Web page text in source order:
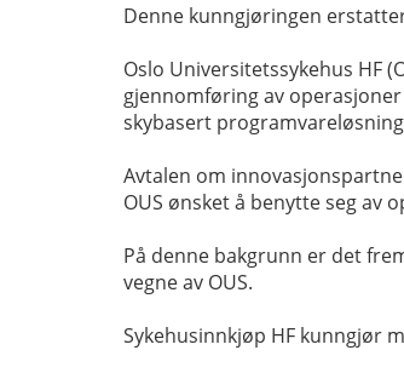
Denne kunngjøringen
Oslo Universitetssykehus HF
gjennomføring av
skybasert
Avtalen om
OUS ønsket å benytte seg av
På denne bakgrunn er det
vegne av OUS.
Sykehusinnkjøp HF kunngjør